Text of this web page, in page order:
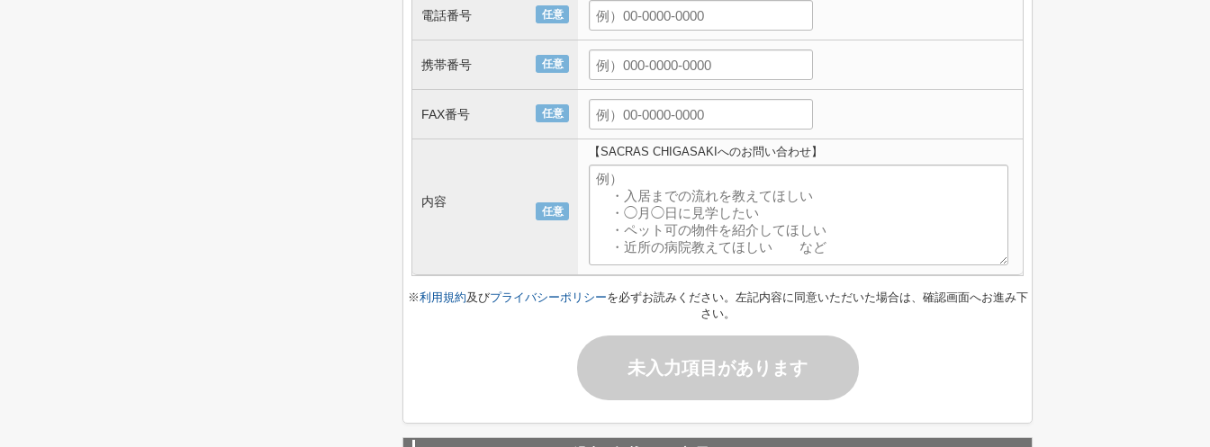
任意
電話番号
任意
携帯番号
任意
FAX番号
任意
内容
【SACRAS CHIGASAKIへのお問い合わせ】
※利用規約及びプライバシーポリシーを必ずお読みください。左記内容に同意いただいた場合は、確認画面へお進み下
さい。
未入力項目があります